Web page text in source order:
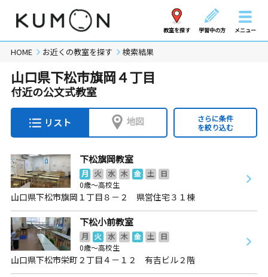
教室を探す 学習中の方 メニュー
HOME お近くの教室を探す 検索結果
山口県下松市旗岡４丁目
付近の公文式教室
リスト 地図
さらに条件
を絞り込む
下松旗岡教室
月 火 水 木 金 土
日
0歳～高校生
山口県下松市旗岡１丁目８－２ 県営住宅３１棟
下松小前教室
月 火 水 木 金 土
日
0歳～高校生
山口県下松市栄町２丁目４－１２ 有吉ビル２階